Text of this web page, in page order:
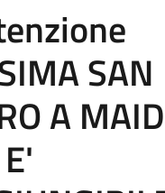
SAN
A